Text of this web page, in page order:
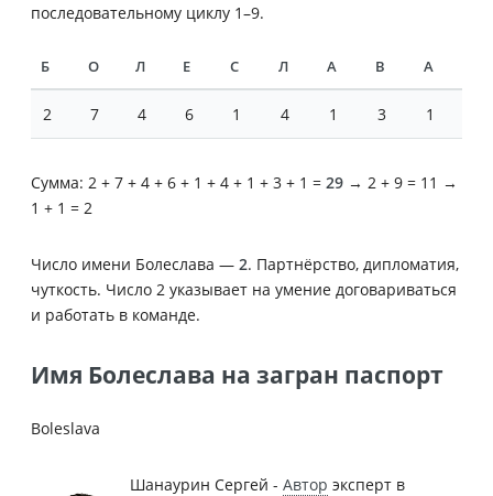
последовательному циклу 1–9.
Б О Л Е С Л А В А
2 7 4 6 1 4 1 3 1
Сумма: 2 + 7 + 4 + 6 + 1 + 4 + 1 + 3 + 1 = 29 → 2 + 9 = 11 →
1 + 1 = 2
Число имени Болеслава — 2. Партнёрство, дипломатия,
чуткость. Число 2 указывает на умение договариваться
и работать в команде.
Имя Болеслава на загран паспорт
Boleslava
Шанаурин Сергей - Автор эксперт в